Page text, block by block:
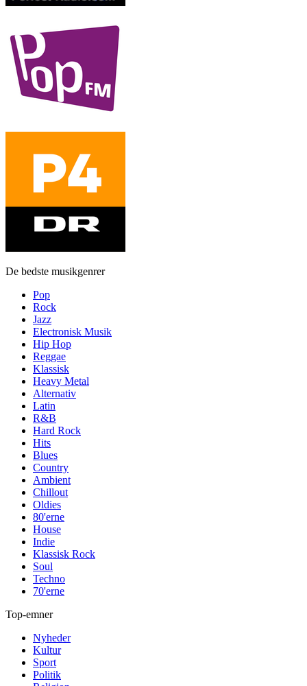
De bedste musikgenrer
Pop
Rock
Jazz
Electronisk Musik
Hip Hop
Reggae
Klassisk
Heavy Metal
Alternativ
Latin
R&B
Hard Rock
Hits
Blues
Country
Ambient
Chillout
Oldies
80'erne
House
Indie
Klassisk Rock
Soul
Techno
70'erne
Top-emner
Nyheder
Kultur
Sport
Politik